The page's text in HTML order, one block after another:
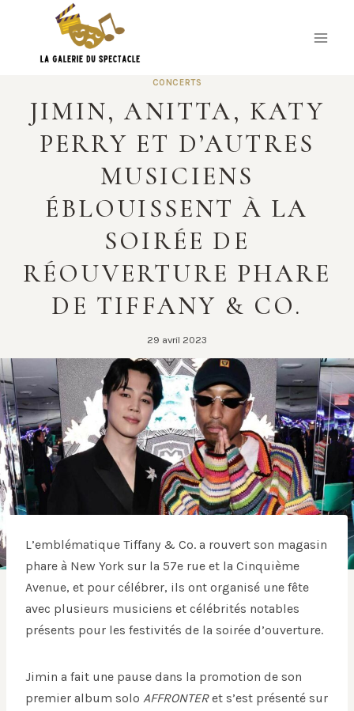
content
CONCERTS
JIMIN, ANITTA, KATY
PERRY ET D’AUTRES
MUSICIENS
ÉBLOUISSENT À LA
SOIRÉE DE
RÉOUVERTURE PHARE
DE TIFFANY & CO.
29 avril 2023
L’emblématique Tiffany & Co. a rouvert son magasin
phare à New York sur la 57e rue et la Cinquième
Avenue, et pour célébrer, ils ont organisé une fête
avec plusieurs musiciens et célébrités notables
présents pour les festivités de la soirée d’ouverture.
Jimin a fait une pause dans la promotion de son
premier album solo AFFRONTERet s’est présenté sur